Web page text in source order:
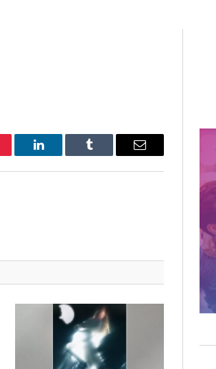
LinkedIn Tumblr Email